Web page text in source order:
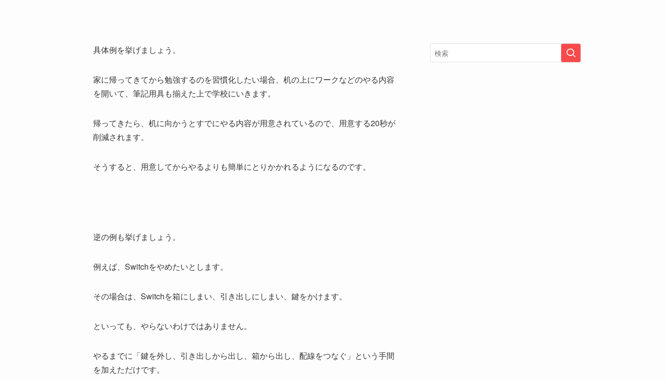
具体例を挙げましょう。
家に帰ってきてから勉強するのを習慣化したい場合、机の上にワークなどのやる内容
を開いて、筆記用具も揃えた上で学校にいきます。
帰ってきたら、机に向かうとすでにやる内容が用意されているので、用意する20秒が
削減されます。
そうすると、用意してからやるよりも簡単にとりかかれるようになるのです。
逆の例も挙げましょう。
例えば、Switchをやめたいとします。
その場合は、Switchを箱にしまい、引き出しにしまい、鍵をかけます。
といっても、やらないわけではありません。
やるまでに「鍵を外し、引き出しから出し、箱から出し、配線をつなぐ」という手間
を加えただけです。